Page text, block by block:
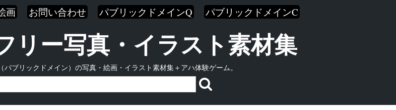
画 お問い合わせ パブリックドメインQ パブリックドメインC
リー写真・イラスト素材集
ブリックドメイン）の写真・絵画・イラスト素材集＋アハ体験ゲーム。